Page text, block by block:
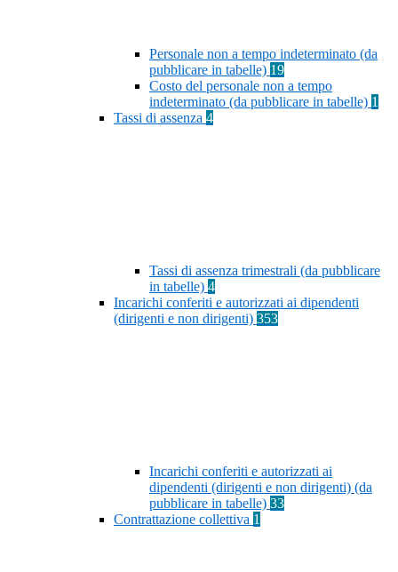
Personale non a tempo indeterminato (da
pubblicare in tabelle) 19
Costo del personale non a tempo
indeterminato (da pubblicare in tabelle) 1
Tassi di assenza 4
Tassi di assenza trimestrali (da pubblicare
in tabelle) 4
Incarichi conferiti e autorizzati ai dipendenti
(dirigenti e non dirigenti) 353
Incarichi conferiti e autorizzati ai
dipendenti (dirigenti e non dirigenti) (da
pubblicare in tabelle) 33
Contrattazione collettiva 1